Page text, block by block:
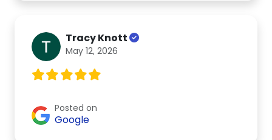
Tracy Knott
May 12, 2026
Posted on
Google